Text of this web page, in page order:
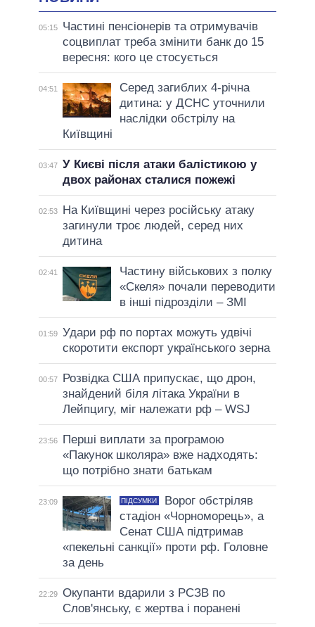
05:15
Частині пенсіонерів та отримувачів
соцвиплат треба змінити банк до 15
вересня: кого це стосується
04:51
Серед загиблих 4-річна
дитина: у ДСНС уточнили
наслідки обстрілу на
Київщині
03:47 У Києві після атаки балістикою у
двох районах сталися пожежі
02:53
На Київщині через російську атаку
загинули троє людей, серед них
дитина
02:41
Частину військових з полку
«Скеля» почали переводити
в інші підрозділи – ЗМІ
01:59 Удари рф по портах можуть удвічі
скоротити експорт українського зерна
00:57
Розвідка США припускає, що дрон,
знайдений біля літака України в
Лейпцигу, міг належати рф – WSJ
23:56
Перші виплати за програмою
«Пакунок школяра» вже надходять:
що потрібно знати батькам
23:09 ПІДСУМКИ
Ворог обстріляв
стадіон «Чорноморець», а
Сенат США підтримав
«пекельні санкції» проти рф. Головне
за день
22:29 Окупанти вдарили з РСЗВ по
Слов'янську, є жертва і поранені